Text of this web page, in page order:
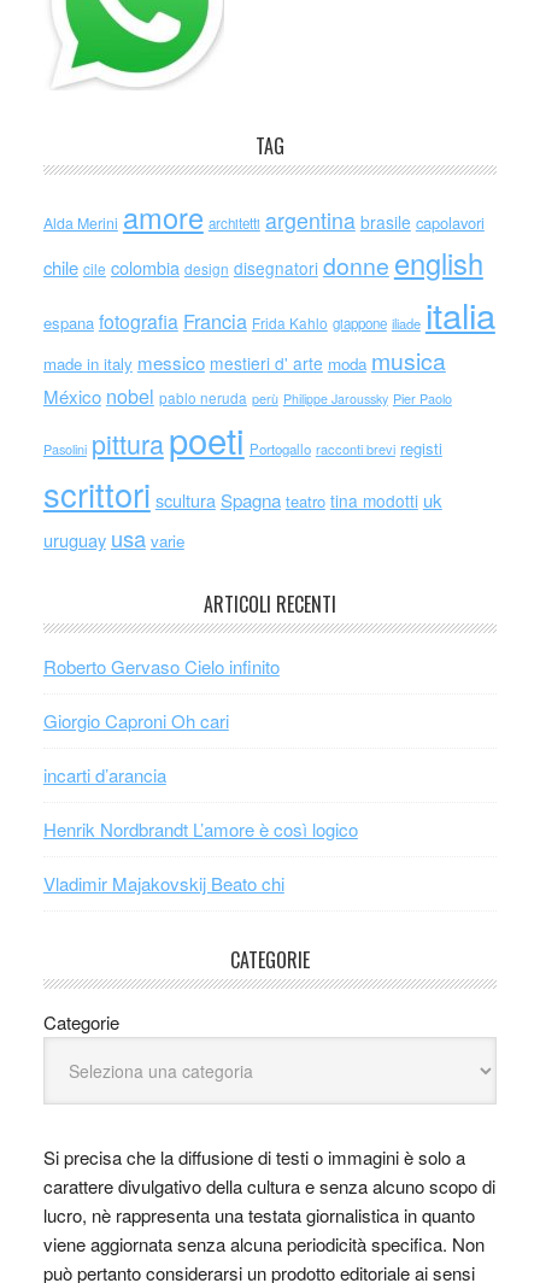
TAG
Alda Merini amore architetti argentina brasile capolavori
chile cile colombia design disegnatori donne english
espana fotografia Francia Frida Kahlo giappone iliade italia
made in italy messico mestieri d' arte moda musica
México nobel pablo neruda perù Philippe Jaroussky Pier Paolo
Pasolini pitturapoeti Portogallo racconti brevi registi
scrittori scultura Spagna teatro tina modotti uk
uruguay usa varie
ARTICOLI RECENTI
Roberto Gervaso Cielo infinito
Giorgio Caproni Oh cari
incarti d’arancia
Henrik Nordbrandt L’amore è così logico
Vladimir Majakovskij Beato chi
CATEGORIE
Categorie
Si precisa che la diffusione di testi o immagini è solo a
carattere divulgativo della cultura e senza alcuno scopo di
lucro, nè rappresenta una testata giornalistica in quanto
viene aggiornata senza alcuna periodicità specifica. Non
può pertanto considerarsi un prodotto editoriale ai sensi